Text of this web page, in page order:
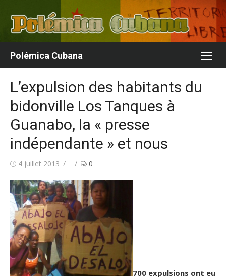
contenu
Polémica Cubana
L’expulsion des habitants du
bidonville Los Tanques à
Guanabo, la « presse
indépendante » et nous
Publié4 juillet 2013 Auteur/autrice
0
700 expulsions ont eu